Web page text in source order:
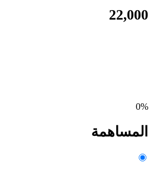
22,000
0%
المساهمة